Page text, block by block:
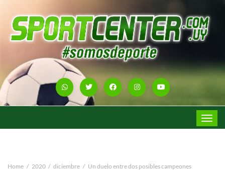
Toggle
Home 2020 diciembre Un duelo entre dos posibles campeones